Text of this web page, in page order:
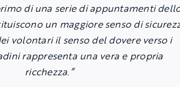
di una serie di appuntamenti
un maggiore senso di
volontari il senso del dovere verso i
rappresenta una vera e propria
ricchezza.”